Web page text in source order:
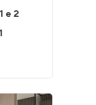
1 e 2
1